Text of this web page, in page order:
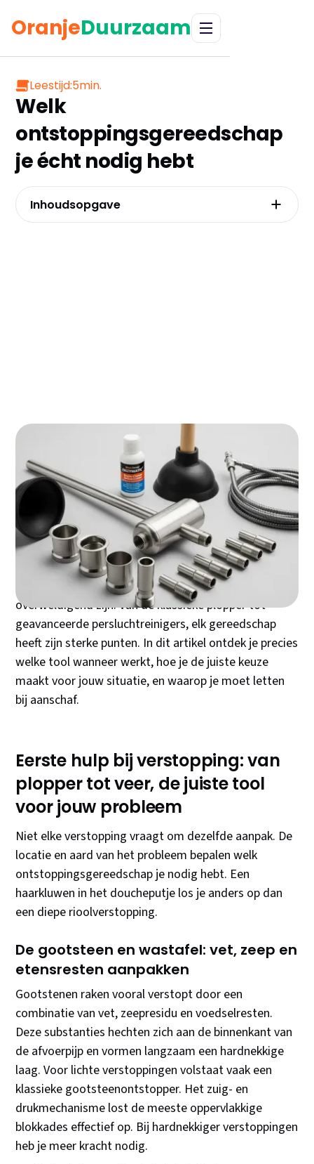
OranjeDuurzaam
Leestijd:5min.
Welk
ontstoppingsgereedschap
je écht nodig hebt
Een verstopte afvoer op het verkeerde moment kan je
dag compleet verpesten. Of het nu gaat om een
overlopende gootsteen tijdens het koken of een
toilet dat weigert door te spoelen vlak voor bezoek
komt – het juiste ontstoppingsgereedschap
voorhanden hebben scheelt tijd, geld en frustratie. De
keuze uit verschillende ontstoppingsmethoden kan
overweldigend zijn. Van de klassieke plopper tot
geavanceerde persluchtreinigers, elk gereedschap
heeft zijn sterke punten. In dit artikel ontdek je precies
welke tool wanneer werkt, hoe je de juiste keuze
maakt voor jouw situatie, en waarop je moet letten
bij aanschaf.
Eerste hulp bij verstopping: van
plopper tot veer, de juiste tool
voor jouw probleem
Niet elke verstopping vraagt om dezelfde aanpak. De
locatie en aard van het probleem bepalen welk
ontstoppingsgereedschap je nodig hebt. Een
haarkluwen in het doucheputje los je anders op dan
een diepe rioolverstopping.
De gootsteen en wastafel: vet, zeep en
etensresten aanpakken
Gootstenen raken vooral verstopt door een
combinatie van vet, zeepresidu en voedselresten.
Deze substanties hechten zich aan de binnenkant van
de afvoerpijp en vormen langzaam een hardnekkige
laag. Voor lichte verstoppingen volstaat vaak een
klassieke gootsteenontstopper. Het zuig- en
drukmechanisme lost de meeste oppervlakkige
blokkades effectief op. Bij hardnekkiger verstoppingen
heb je meer kracht nodig.
Inhoudsopgave